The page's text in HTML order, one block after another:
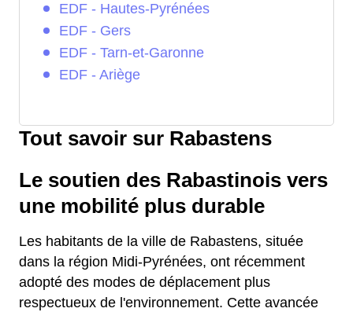
EDF - Hautes-Pyrénées
EDF - Gers
EDF - Tarn-et-Garonne
EDF - Ariège
Tout savoir sur Rabastens
Le soutien des Rabastinois vers
une mobilité plus durable
Les habitants de la ville de Rabastens, située
dans la région Midi-Pyrénées, ont récemment
adopté des modes de déplacement plus
respectueux de l'environnement. Cette avancée